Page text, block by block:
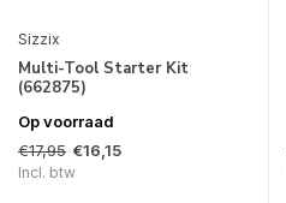
Sizzix
Multi-Tool Starter Kit
(662875)
Op voorraad
€17,95 €16,15
Incl. btw